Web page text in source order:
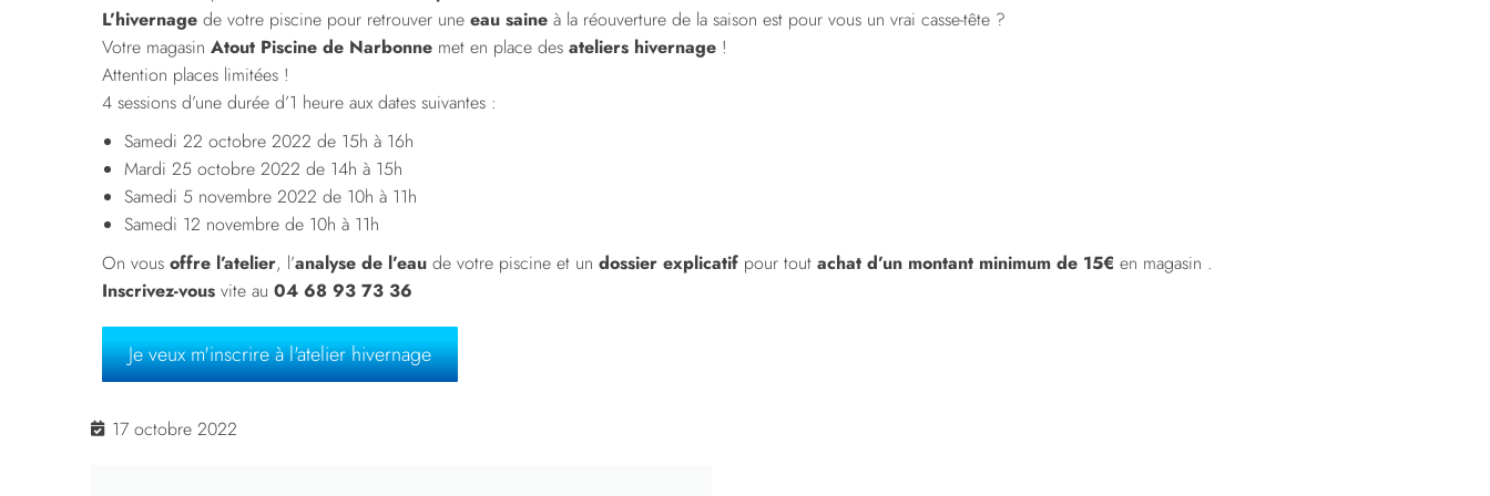
L’hivernage de votre piscine pour retrouver une eau saine à la réouverture de la saison est pour vous un vrai casse-tête ?
Votre magasin Atout Piscine de Narbonne met en place des ateliers hivernage !
Attention places limitées !
4 sessions d’une durée d’1 heure aux dates suivantes :
Samedi 22 octobre 2022 de 15h à 16h
Mardi 25 octobre 2022 de 14h à 15h
Samedi 5 novembre 2022 de 10h à 11h
Samedi 12 novembre de 10h à 11h
On vous offre l’atelier, l’analyse de l’eau de votre piscine et un dossier explicatif pour tout achat d’un montant minimum de 15€ en magasin .
Inscrivez-vous vite au 04 68 93 73 36
Je veux m'inscrire à l'atelier hivernage
17 octobre 2022